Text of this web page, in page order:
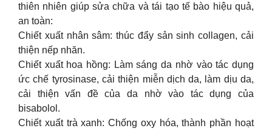
thiên nhiên giúp sửa chữa và tái tạo tế bào hiệu quả,
an toàn:
Chiết xuất nhân sâm: thúc đẩy sản sinh collagen, cải
thiện nếp nhăn.
Chiết xuất hoa hồng: Làm sáng da nhờ vào tác dụng
ức chế tyrosinase, cải thiện miễn dịch da, làm dịu da,
cải thiện vấn đề của da nhờ vào tác dụng của
bisabolol.
Chiết xuất trà xanh: Chống oxy hóa, thành phần hoạt